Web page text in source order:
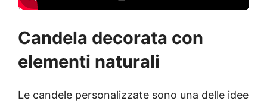
Candela decorata con
elementi naturali
Le candele personalizzate sono una delle idee